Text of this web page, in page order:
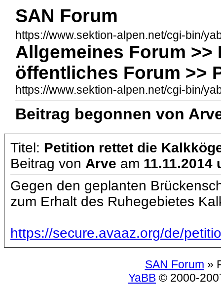
SAN Forum
https://www.sektion-alpen.net/cgi-bin/
Allgemeines Forum >>
öffentliches Forum >>
https://www.sektion-alpen.net/cgi-bin/
Beitrag begonnen von
Titel: Petition rettet die
Beitrag von Arve am 11.11.2014
Gegen den geplanten
zum Erhalt des Ruhegebietes
https://secure.avaaz.org/de/
SAN Forum »
YaBB © 2000-